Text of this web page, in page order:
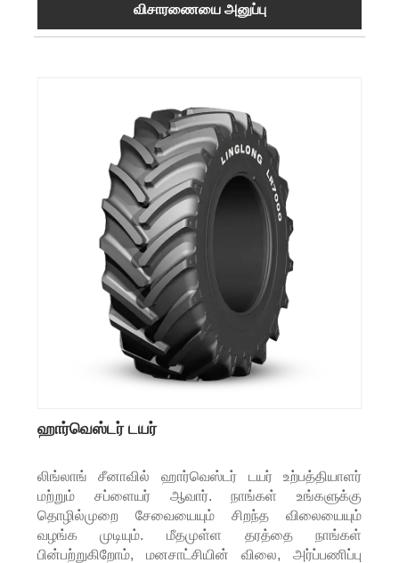
விசாரணையை அனுப்பு
ஹார்வெஸ்டர் டயர்
லிங்லாங் சீனாவில் ஹார்வெஸ்டர் டயர் உற்பத்தியாளர்
மற்றும் சப்ளையர் ஆவார். நாங்கள் உங்களுக்கு
தொழில்முறை சேவையையும் சிறந்த விலையையும்
வழங்க முடியும். மீதமுள்ள தரத்தை நாங்கள்
பின்பற்றுகிறோம், மனசாட்சியின் விலை, அர்ப்பணிப்பு